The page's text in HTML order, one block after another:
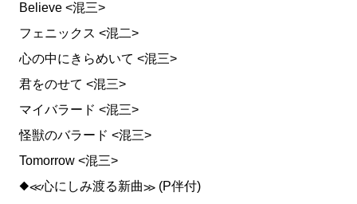
Believe <混三>
フェニックス <混二>
心の中にきらめいて <混三>
君をのせて <混三>
マイバラード <混三>
怪獣のバラード <混三>
Tomorrow <混三>
◆≪心にしみ渡る新曲≫ (P伴付)